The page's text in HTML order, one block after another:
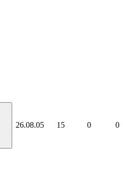
26.08.05 15 0 0